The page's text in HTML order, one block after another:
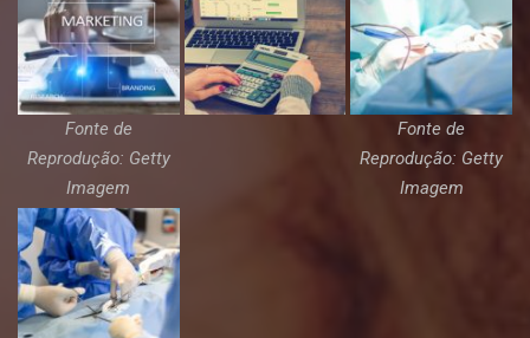
Fonte de
Reprodução: Getty
Imagem
Fonte de
Reprodução: Getty
Imagem